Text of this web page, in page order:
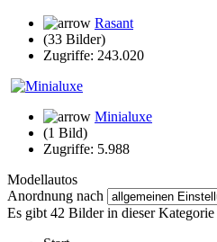
Rasant
(33 Bilder)
Zugriffe: 243.020
Minialuxe
(1 Bild)
Zugriffe: 5.988
Modellautos
Anordnung nach
Es gibt 42 Bilder in dieser Kategorie